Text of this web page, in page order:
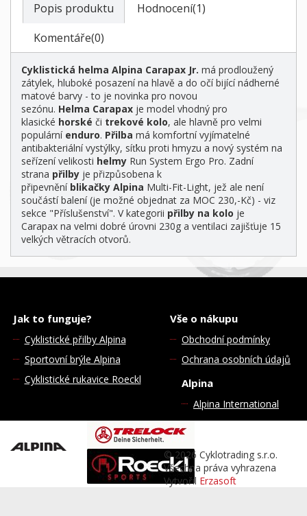
Popis produktu
Hodnocení(1)
Komentáře(0)
Cyklistická helma Alpina Carapax Jr. má prodloužený
zátylek, hluboké posazení na hlavě a do očí bijící nádherné
matové barvy - to je novinka pro novou
sezónu. Helma Carapax je model vhodný pro
klasické horské či trekové kolo, ale hlavně pro velmi
populární enduro. Přilba má komfortní vyjímatelné
antibakteriální vystýlky, síťku proti hmyzu a nový systém na
seřízení velikosti helmy Run System Ergo Pro. Zadní
strana přilby je přizpůsobena k
připevnění blikačky Alpina Multi-Fit-Light, jež ale není
součástí balení (je možné objednat za MOC 230,-Kč) - viz
sekce "Příslušenství". V kategorii přilby na kolo je
Carapax na velmi dobré úrovni 230g a ventilaci zajišťuje 15
velkých větracích otvorů.
Jak to funguje?
Cyklistické přilby Alpina
Sportovní brýle Alpina
Cyklistické rukavice Roeckl
Vše o nákupu
Obchodní podmínky
Ochrana osobních údajů
Alpina
Alpina International
© 2026 Cyklotrading s.r.o.
Všechna práva vyhrazena
Vytvořil Erzasoft